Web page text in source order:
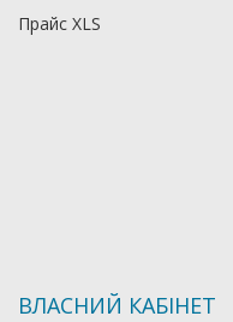
Прайс XLS
ВЛАСНИЙ КАБІНЕТ